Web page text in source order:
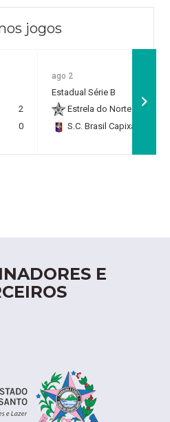
jogos
2
0
ago 2
Estadual Série B
Estrela do Norte F.C.
S.C. Brasil Capixaba
E